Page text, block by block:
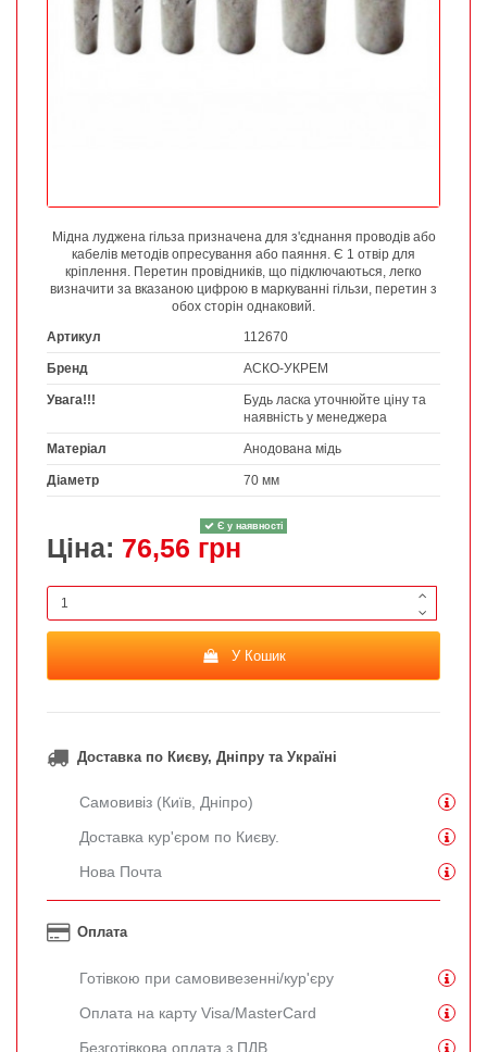
Мідна луджена гільза призначена для з'єднання проводів або
кабелів методів опресування або паяння. Є 1 отвір для
кріплення. Перетин провідників, що підключаються, легко
визначити за вказаною цифрою в маркуванні гільзи, перетин з
обох сторін однаковий.
Артикул
112670
Бренд АСКО-УКРЕМ
Увага!!!
Будь ласка уточнюйте ціну та
наявність у менеджера
Матеріал Анодована мідь
Діаметр 70 мм
Є у наявності
Ціна: 76,56 грн
У Кошик
Доставка по Києву, Дніпру та Україні
Самовивіз (Київ, Дніпро)
Доставка кур'єром по Києву.
Нова Почта
Оплата
Готівкою при самовивезенні/кур'єру
Оплата на карту Visa/MasterCard
Безготівкова оплата з ПДВ